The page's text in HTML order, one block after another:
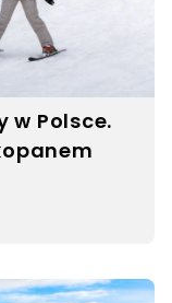
w Polsce.